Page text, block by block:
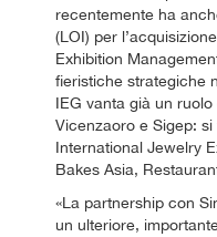
recentemente ha
(LOI) per
Exhibition
fieristiche strategiche
IEG vanta già un
Vicenzaoro e Sigep:
International Jewelry
Bakes Asia,
«La partnership con
un ulteriore,